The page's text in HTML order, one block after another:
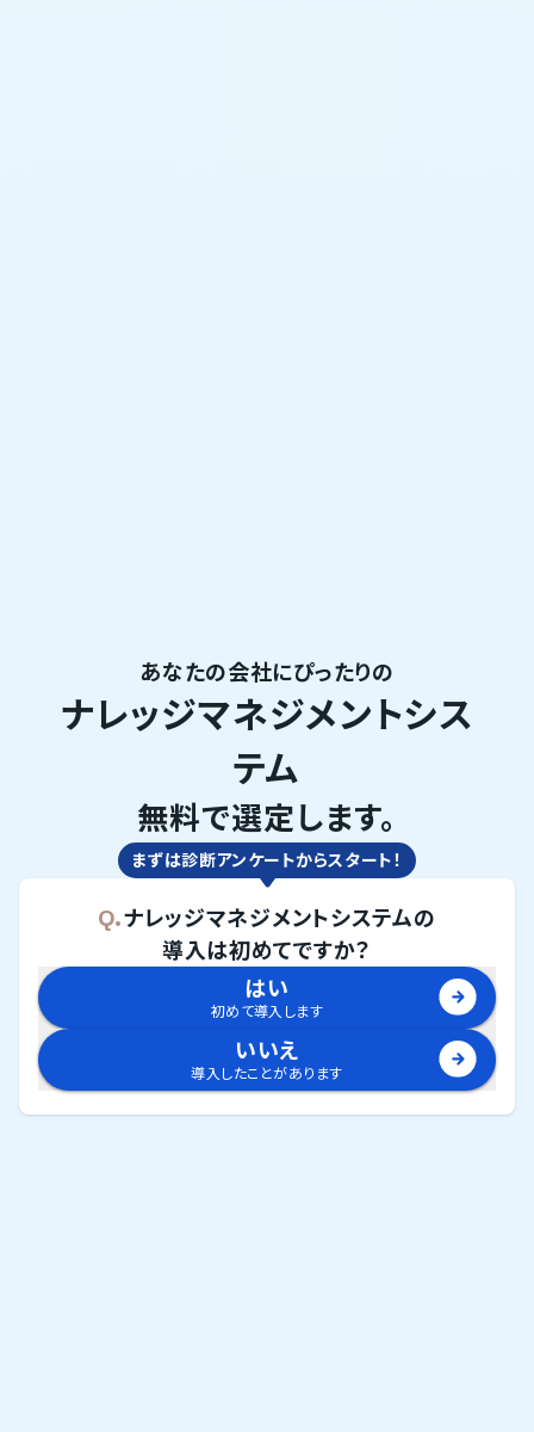
あなたの会社にぴったりの
ナレッジマネジメントシス
テム
無料で選定します。
まずは診断アンケートからスタート！
Q.ナレッジマネジメントシステムの
導入は初めてですか？
はい
初めて導入します
いいえ
導入したことがあります